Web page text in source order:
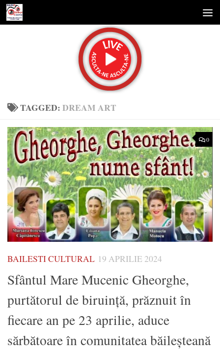
Skip to content
TAGGED:DREAM ART
0
BAILESTI CULTURAL 19 APRILIE 2024
Sfântul Mare Mucenic Gheorghe,
purtătorul de biruință, prăznuit în
fiecare an pe 23 aprilie, aduce
sărbătoare în comunitatea băileșteană